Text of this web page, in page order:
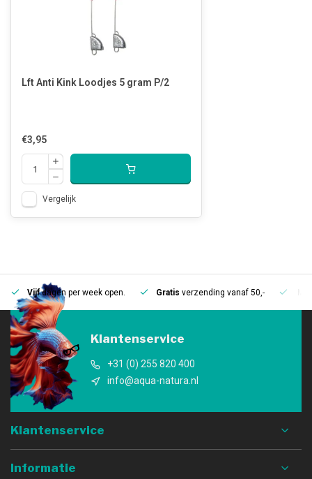
Lft Anti Kink Loodjes 5 gram P/2
€3,95
Vergelijk
Vijfdagen per week open. Gratis verzending vanaf 50,-
Klantenservice
+31 (0) 255 820 400
info@aqua-natura.nl
Klantenservice
Informatie